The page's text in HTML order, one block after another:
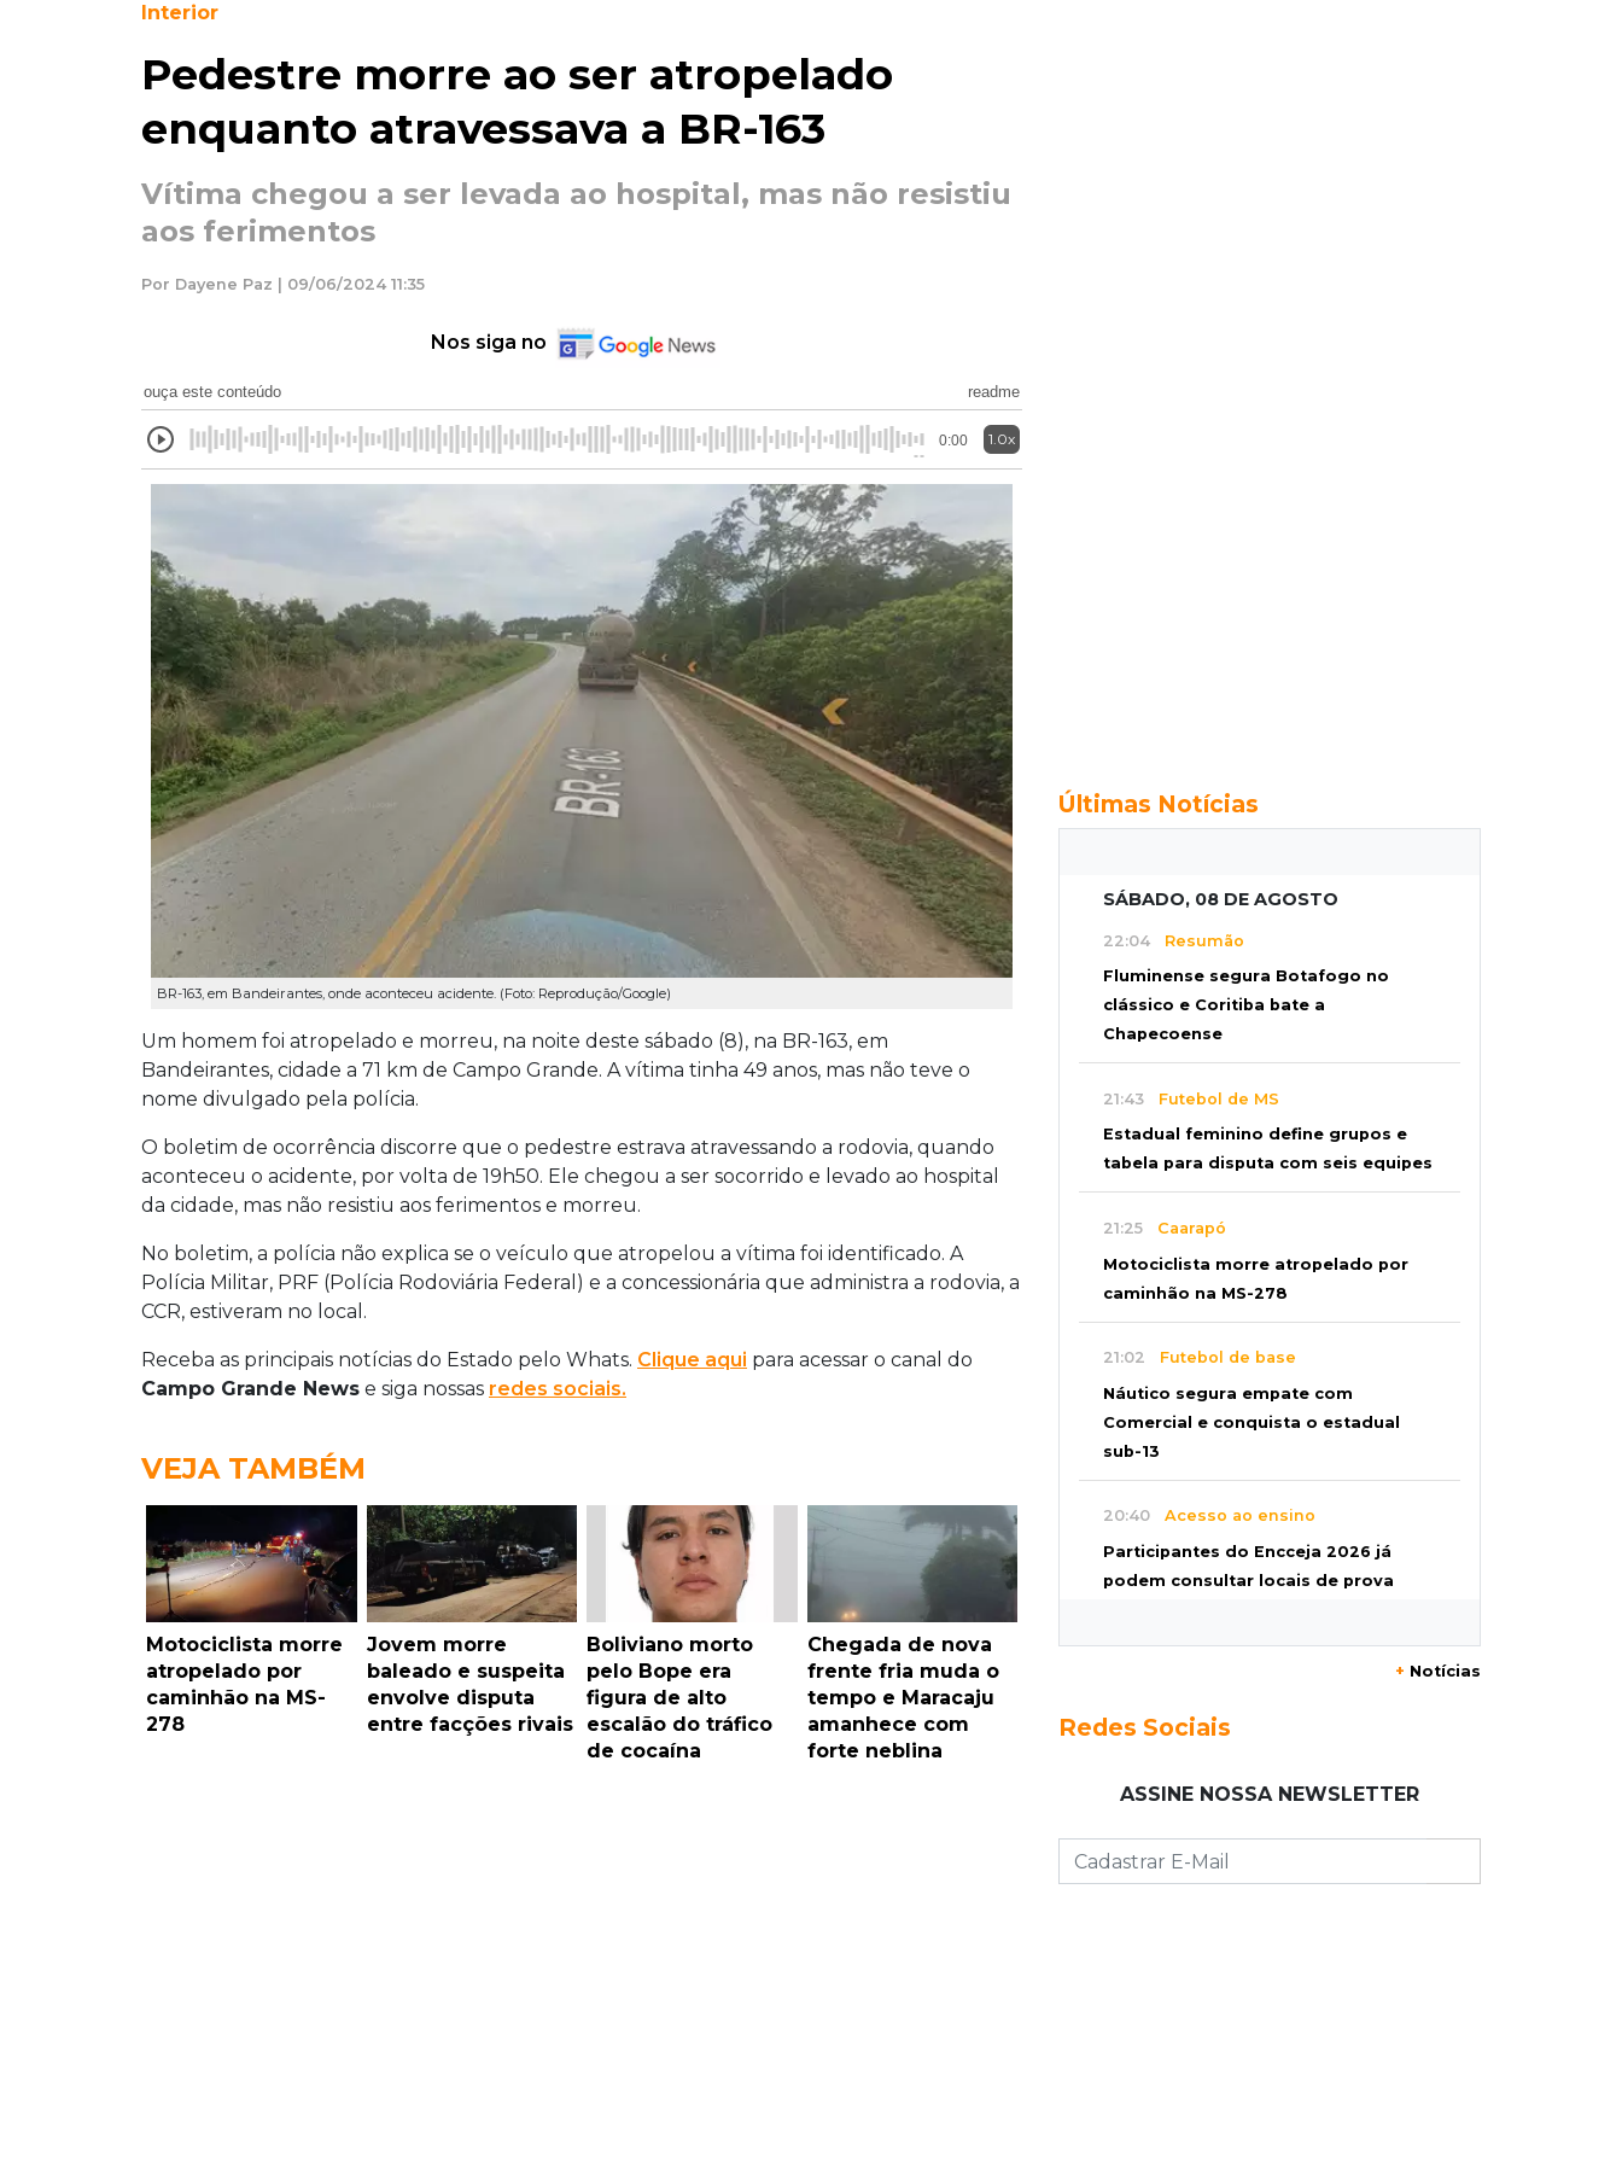
Interior
Pedestre morre ao ser atropelado
enquanto atravessava a BR-163
Vítima chegou a ser levada ao hospital, mas não resistiu
aos ferimentos
Por Dayene Paz | 09/06/2024 11:35
Nos siga no
ouça este conteúdo readme
0:00 1.0x
BR-163, em Bandeirantes, onde aconteceu acidente. (Foto: Reprodução/Google)
Um homem foi atropelado e morreu, na noite deste sábado (8), na BR-163, em
Bandeirantes, cidade a 71 km de Campo Grande. A vítima tinha 49 anos, mas não teve o
nome divulgado pela polícia.
O boletim de ocorrência discorre que o pedestre estrava atravessando a rodovia, quando
aconteceu o acidente, por volta de 19h50. Ele chegou a ser socorrido e levado ao hospital
da cidade, mas não resistiu aos ferimentos e morreu.
No boletim, a polícia não explica se o veículo que atropelou a vítima foi identificado. A
Polícia Militar, PRF (Polícia Rodoviária Federal) e a concessionária que administra a rodovia, a
CCR, estiveram no local.
Receba as principais notícias do Estado pelo Whats. Clique aqui para acessar o canal do
Campo Grande News e siga nossas redes sociais.
VEJA TAMBÉM
Motociclista morre
atropelado por
caminhão na MS-
278
Jovem morre
baleado e suspeita
envolve disputa
entre facções rivais
Boliviano morto
pelo Bope era
figura de alto
escalão do tráfico
de cocaína
Chegada de nova
frente fria muda o
tempo e Maracaju
amanhece com
forte neblina
Últimas Notícias
SÁBADO, 08 DE AGOSTO
22:04 Resumão
Fluminense segura Botafogo no
clássico e Coritiba bate a
Chapecoense
21:43 Futebol de MS
Estadual feminino define grupos e
tabela para disputa com seis equipes
21:25 Caarapó
Motociclista morre atropelado por
caminhão na MS-278
21:02 Futebol de base
Náutico segura empate com
Comercial e conquista o estadual
sub-13
20:40 Acesso ao ensino
Participantes do Encceja 2026 já
podem consultar locais de prova
20:29Pedro Gomes
jogo que vale acesso inédito à Série
A2
+ Notícias
Redes Sociais
ASSINE NOSSA NEWSLETTER